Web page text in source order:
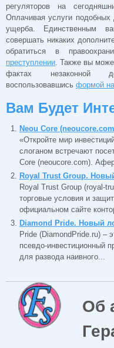
регуляторов на
Оплачивая услуги подобных
ущерба. Единственным
совершать никаких
обратиться в
преступлении . Также вы
фактах незаконной
воспользовавшись формой на
Вам Будет
Neou Core
«Откройте мир
слоганом встречают
Core (neoucore.com).
Royal Trust Group.
Royal Trust Group (royal-
торговые условия и
официальном сайте
Diamond Pride. Новый
Pride (DiamondPride.ru) –
псевдо-инвестиционный
для развода наивного...
Об